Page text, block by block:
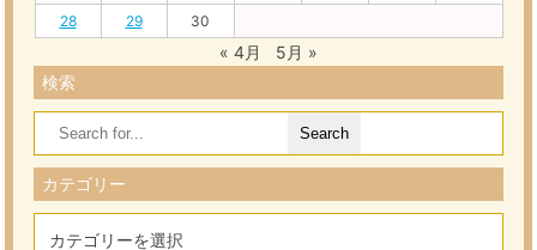
28
29 30
« 4月
5月 »
検索
Search
for:
カテゴリー